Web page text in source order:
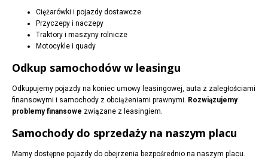
Ciężarówki i pojazdy dostawcze
Przyczepy i naczepy
Traktory i maszyny rolnicze
Motocykle i quady
Odkup samochodów w leasingu
Odkupujemy pojazdy na koniec umowy leasingowej, auta z zaległościami
finansowymi i samochody z obciążeniami prawnymi. Rozwiązujemy
problemy finansowe związane z leasingiem.
Samochody do sprzedaży na naszym placu
Mamy dostępne pojazdy do obejrzenia bezpośrednio na naszym placu.